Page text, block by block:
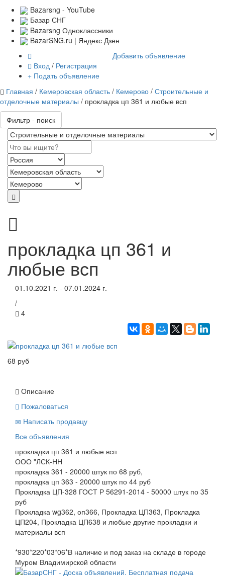
Bazarsng - YouTube
Базар СНГ
Bazarsng Одноклассники
BazarSNG.ru | Яндекс Дзен
Вход / Регистрация
Подать объявление
Добавить объявление
Главная / Кемеровская область / Кемерово / Строительные и
отделочные материалы / прокладка цп 361 и любые всп
Фильтр - поиск
прокладка цп 361 и
любые всп
01.10.2021 г. - 07.01.2024 г.
/
4
68 руб
Описание
Пожаловаться
Написать продавцу
Все объявления
прокладки цп 361 и любые всп
ООО "ЛСК-НН
прокладка 361 - 20000 штук по 68 руб,
прокладка цп 363 - 20000 штук по 44 руб
Прокладка ЦП-328 ГОСТ Р 56291-2014 - 50000 штук по 35
руб
Прокладка wg362, оп366, Прокладка ЦП363, Прокладка
ЦП204, Прокладка ЦП638 и любые другие прокладки и
материалы всп
*930*220*03*06*В наличие и под заказ на складе в городе
Муром Владимирской области